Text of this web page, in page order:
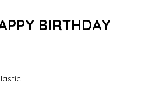
BIRTHDAY